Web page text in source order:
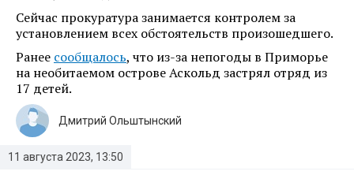
Сейчас прокуратура занимается контролем за
установлением всех обстоятельств произошедшего.
Ранее сообщалось, что из-за непогоды в Приморье
на необитаемом острове Аскольд застрял отряд из
17 детей.
11 августа 2023, 13:50
Дмитрий Ольштынский